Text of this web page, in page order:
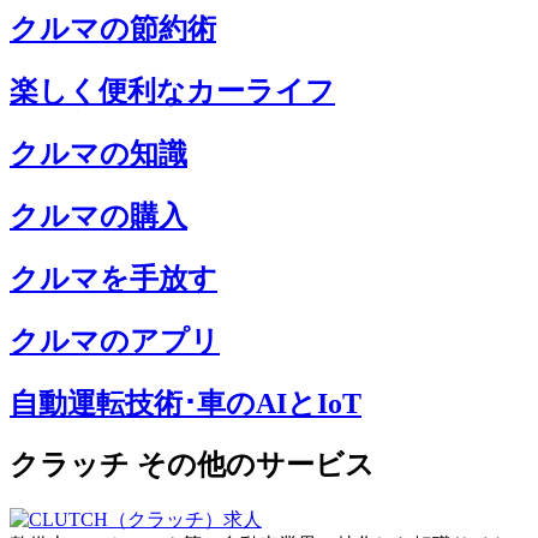
クルマの節約術
楽しく便利なカーライフ
クルマの知識
クルマの購入
クルマを手放す
クルマのアプリ
自動運転技術･車のAIとIoT
クラッチ その他のサービス